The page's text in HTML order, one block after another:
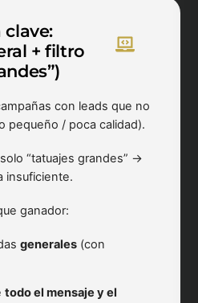
clave:
+ filtro
con leads que no
pequeño / poca calidad).
“tatuajes grandes” →
insuficiente.
ganador:
generales (con
todo el mensaje y el